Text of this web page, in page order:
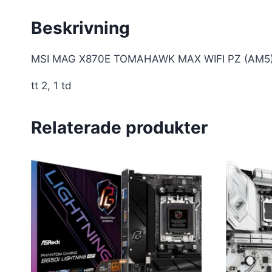
Beskrivning
MSI MAG X870E TOMAHAWK MAX WIFI PZ
tt 2, 1 td
Relaterade produkter